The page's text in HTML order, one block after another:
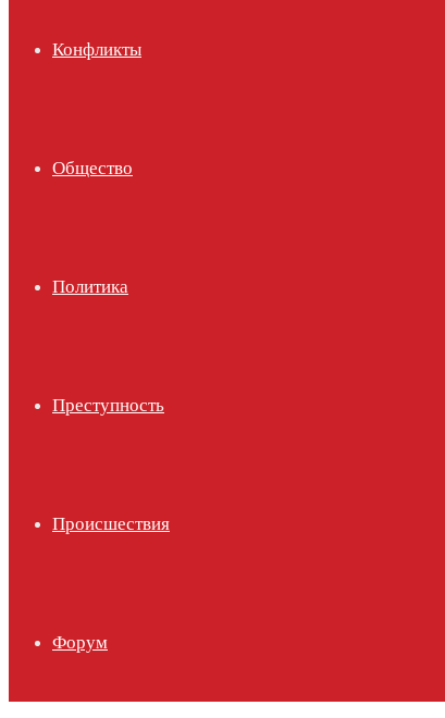
Конфликты
Общество
Политика
Преступность
Происшествия
Форум